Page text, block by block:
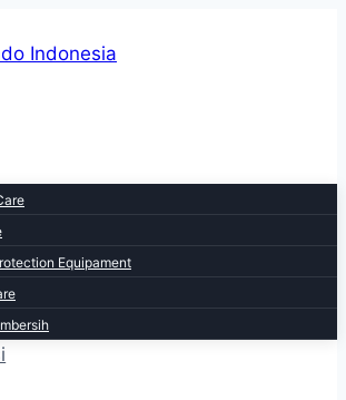
Equipament